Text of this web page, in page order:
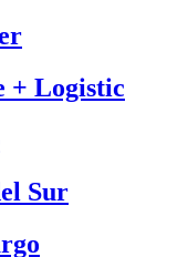
+ Logistic
Sur